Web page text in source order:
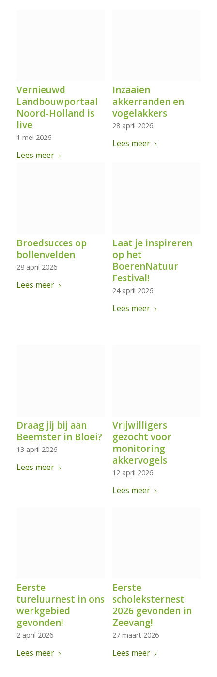
Vernieuwd
Landbouwportaal
Noord-Holland is
live
1 mei 2026
Lees meer
Inzaaien
akkerranden en
vogelakkers
28 april 2026
Lees meer
Broedsucces op
bollenvelden
28 april 2026
Lees meer
Laat je inspireren
op het
BoerenNatuur
Festival!
24 april 2026
Lees meer
Draag jij bij aan
Beemster in Bloei?
13 april 2026
Lees meer
Vrijwilligers
gezocht voor
monitoring
akkervogels
12 april 2026
Lees meer
Eerste
tureluurnest in ons
werkgebied
gevonden!
2 april 2026
Lees meer
Eerste
scholeksternest
2026 gevonden in
Zeevang!
27 maart 2026
Lees meer